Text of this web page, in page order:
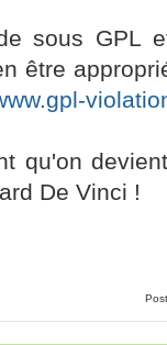
sous GPL
être
qu'on
De Vinci !